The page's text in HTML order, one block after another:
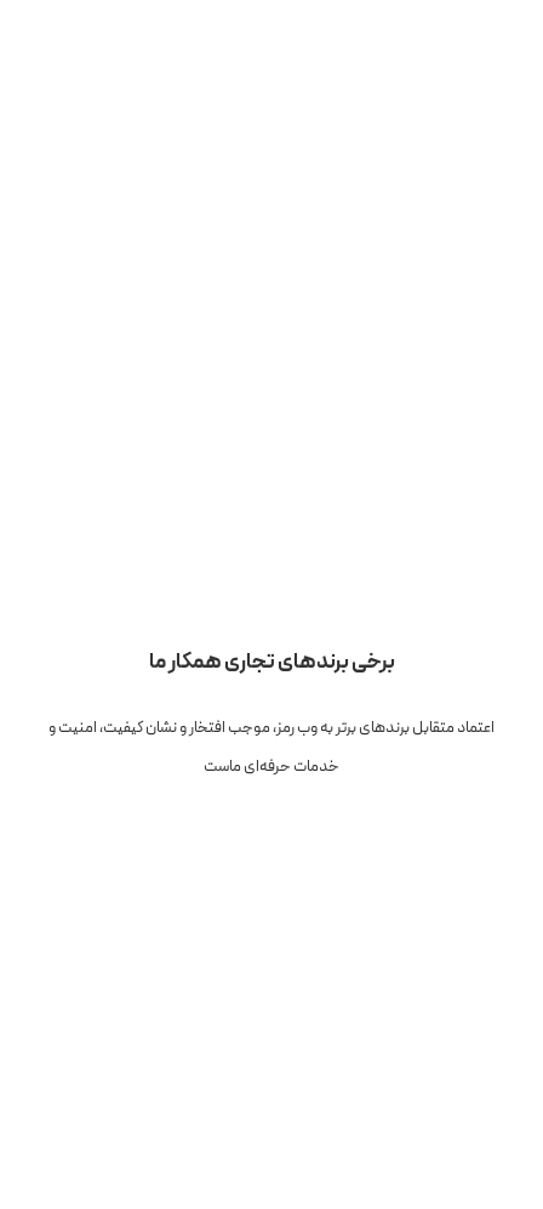
برخی برندهای تجاری همکار ما
اعتماد متقابل برندهای برتر به وب رمز، موجب افتخار و نشان کیفیت، امنیت و
خدمات حرفه‌ای ماست